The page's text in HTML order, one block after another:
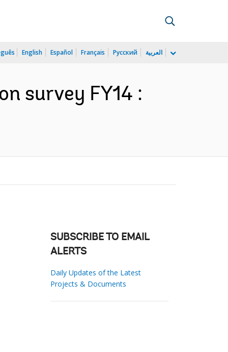
English Español Français Русский العربية
survey FY14 :
SUBSCRIBE TO EMAIL
ALERTS
Daily Updates of the Latest
Projects & Documents